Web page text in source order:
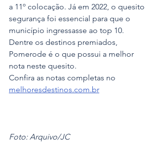
a 11º colocação. Já em 2022, o quesito
segurança foi essencial para que o
município ingressasse ao top 10.
Dentre os destinos premiados,
Pomerode é o que possui a melhor
nota neste quesito.
Confira as notas completas no
melhoresdestinos.com.br
Foto: Arquivo/JC